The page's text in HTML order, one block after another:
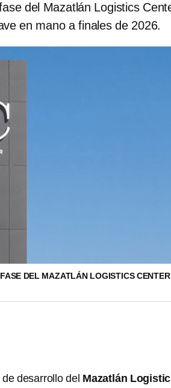
del Mazatlán Logistics
en mano a finales de 2026.
DEL MAZATLÁN LOGISTICS
desarrollo del Mazatlán